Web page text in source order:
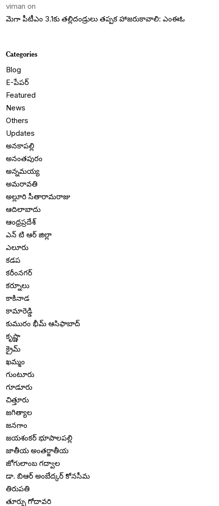
viman on
మెగా పీటీఎం 3.1కు తల్లిదండ్రులు తప్పక హాజరుకావాలి: ఎంఈఓ
Categories
Blog
E-పేపర్
Featured
News
Others
Updates
అనకాపల్లి
అనంతపురం
అన్నమయ్య
అమరావతి
అల్లూరి సీతారామరాజు
ఆదిలాబాదు
ఆంధ్రప్రదేశ్
ఎన్ టి ఆర్ జిల్లా
ఎలూరు
కడప
కరీంనగర్
కర్నూలు
కాకినాడ
కామారెడ్డి
కుమురం భీమ్ ఆసిఫాబాద్
కృష్ణా
క్రైమ్
ఖమ్మం
గుంటూరు
గూడూరు
చిత్తూరు
జగిత్యాల
జనగాం
జయశంకర్ భూపాలపల్లి
జాతీయ అంతర్జాతీయ
జోగులాంబ గద్వాల
డా. బిఆర్ అంబేద్కర్ కోనసీమ
తిరుపతి
తూర్పు గోదావరి